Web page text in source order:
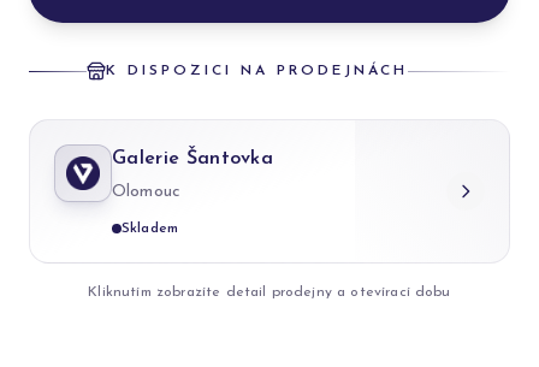
K DISPOZICI NA PRODEJNÁCH
Galerie Šantovka
Olomouc
Skladem
Kliknutím zobrazíte detail prodejny a otevírací dobu